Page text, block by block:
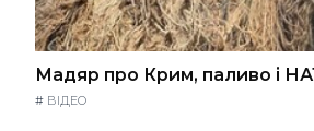
Мадяр про Крим, паливо і
# ВІДЕО